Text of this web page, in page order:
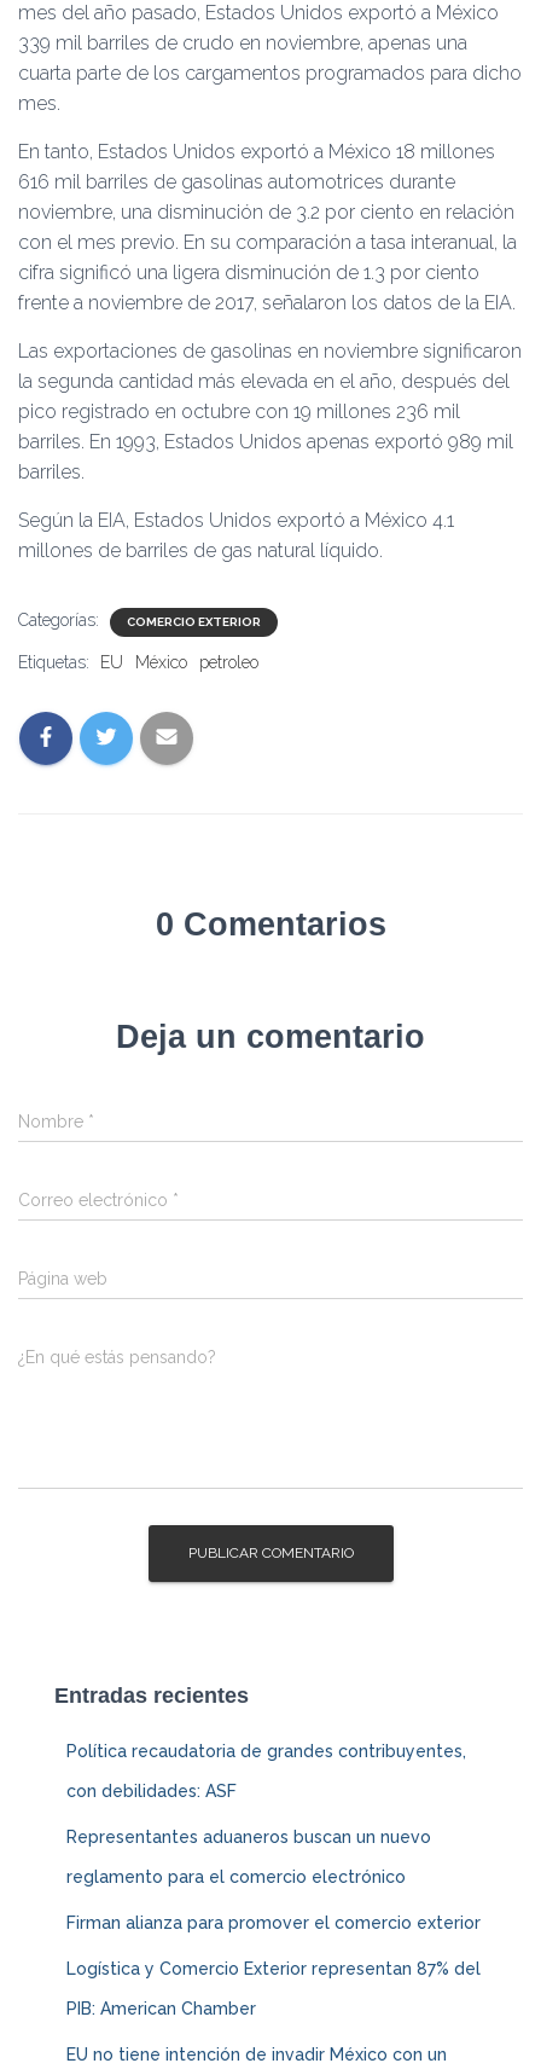
mes del año pasado, Estados Unidos exportó a México
339 mil barriles de crudo en noviembre, apenas una
cuarta parte de los cargamentos programados para dicho
mes.
En tanto, Estados Unidos exportó a México 18 millones
616 mil barriles de gasolinas automotrices durante
noviembre, una disminución de 3.2 por ciento en relación
con el mes previo. En su comparación a tasa interanual, la
cifra significó una ligera disminución de 1.3 por ciento
frente a noviembre de 2017, señalaron los datos de la EIA.
Las exportaciones de gasolinas en noviembre significaron
la segunda cantidad más elevada en el año, después del
pico registrado en octubre con 19 millones 236 mil
barriles. En 1993, Estados Unidos apenas exportó 989 mil
barriles.
Según la EIA, Estados Unidos exportó a México 4.1
millones de barriles de gas natural líquido.
Categorías: COMERCIO EXTERIOR
Etiquetas: EU México petroleo
0 Comentarios
Deja un comentario
Nombre *
Correo electrónico *
Página web
¿En qué estás pensando?
Entradas recientes
Política recaudatoria de grandes contribuyentes,
con debilidades: ASF
Representantes aduaneros buscan un nuevo
reglamento para el comercio electrónico
Firman alianza para promover el comercio exterior
Logística y Comercio Exterior representan 87% del
PIB: American Chamber
EU no tiene intención de invadir México con un